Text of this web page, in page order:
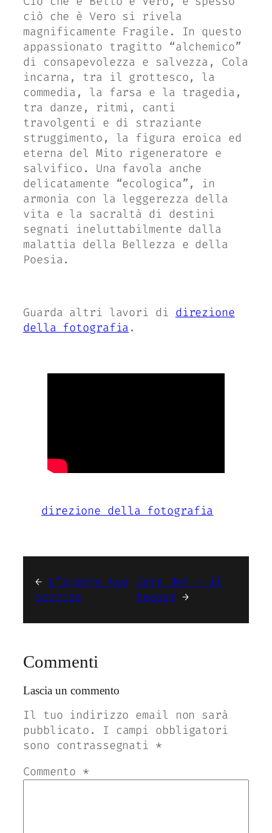
ciò che è Vero si rivela
magnificamente Fragile. In questo
appassionato tragitto “alchemico”
di consapevolezza e salvezza, Cola
incarna, tra il grottesco, la
commedia, la farsa e la tragedia,
tra danze, ritmi, canti
travolgenti e di straziante
struggimento, la figura eroica ed
eterna del Mito rigeneratore e
salvifico. Una favola anche
delicatamente “ecologica”, in
armonia con la leggerezza della
vita e la sacraltà di destini
segnati ineluttabilmente dalla
malattia della Bellezza e della
Poesia.
Guarda altri lavori di direzione
della fotografia .
direzione della fotografia
← L’eterno tuo
sorriso
Jere Jef – il
teaser →
Commenti
Lascia un commento
Il tuo indirizzo email non sarà
pubblicato.
I campi obbligatori
sono contrassegnati *
Commento *